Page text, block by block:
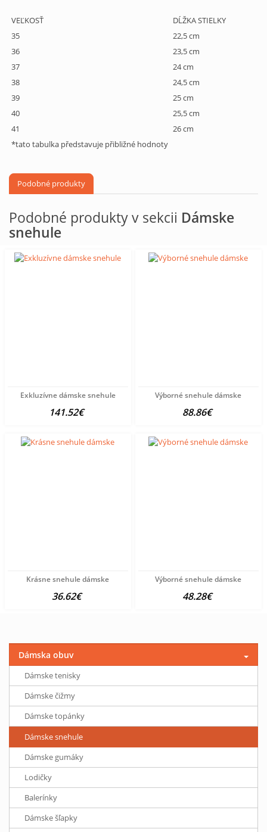
VEĽKOSŤ
DĹŽKA STIELKY
35
22,5 cm
36
23,5 cm
37
24 cm
38
24,5 cm
39
25 cm
40
25,5 cm
41
26 cm
*tato tabulka představuje přibližné hodnoty
Podobné produkty
Podobné produkty v sekcii Dámske
snehule
Exkluzívne dámske snehule
141.52€
Výborné snehule dámske
88.86€
Krásne snehule dámske
36.62€
Výborné snehule dámske
48.28€
Dámska obuv
Dámske tenisky
Dámske čižmy
Dámske topánky
Dámske snehule
Dámske gumáky
Lodičky
Balerínky
Dámske šľapky